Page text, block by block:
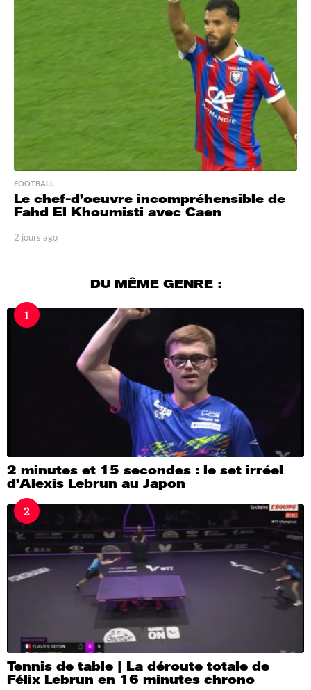
FOOTBALL
Le chef-d’oeuvre incompréhensible de
Fahd El Khoumisti avec Caen
2 jours ago
DU MÊME GENRE :
1
2 minutes et 15 secondes : le set irréel
d’Alexis Lebrun au Japon
2
Tennis de table | La déroute totale de
Félix Lebrun en 16 minutes chrono